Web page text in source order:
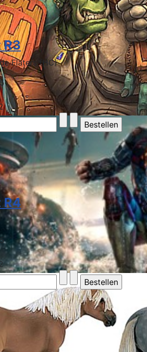
R3
Flaters (HC)
R4